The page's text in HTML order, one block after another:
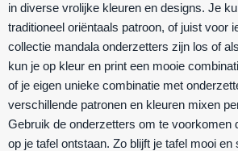
in diverse vrolijke kleuren en designs. Je
traditioneel oriëntaals patroon, of juist voor
collectie mandala onderzetters zijn los of
kun je op kleur en print een mooie
of je eigen unieke combinatie met
verschillende patronen en kleuren mixen
Gebruik de onderzetters om te voorkomen
op je tafel ontstaan. Zo blijft je tafel mooi en